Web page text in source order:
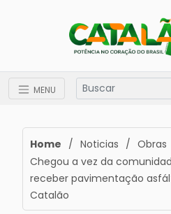
MENU
Home / Noticias / Obras
Chegou a vez da
receber pavimentação
Catalão